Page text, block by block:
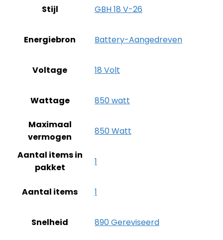
Stijl ‎GBH 18 V-26
Energiebron ‎Battery-Aangedreven
Voltage ‎18 Volt
Wattage ‎850 watt
Maximaal
vermogen
‎850 Watt
Aantal items in
pakket
‎1
Aantal items ‎1
Snelheid ‎890 Gereviseerd